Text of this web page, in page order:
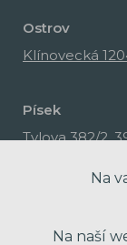
Ostrov
Klínovecká
Písek
Tylova 382/2,
Na
Na naší